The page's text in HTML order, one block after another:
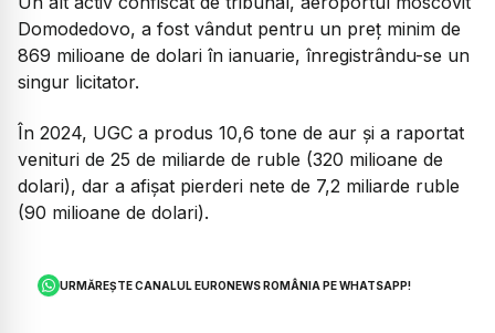
Domodedovo, a fost vândut pentru un preţ minim de
869 milioane de dolari în ianuarie, înregistrându-se un
singur licitator.
În 2024, UGC a produs 10,6 tone de aur şi a raportat
venituri de 25 de miliarde de ruble (320 milioane de
dolari), dar a afişat pierderi nete de 7,2 miliarde ruble
(90 milioane de dolari).
URMĂREȘTE CANALUL EURONEWS ROMÂNIA PE WHATSAPP!